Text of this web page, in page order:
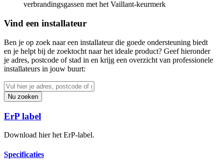
verbrandingsgassen met het Vaillant-keurmerk
Vind een installateur
Ben je op zoek naar een installateur die goede ondersteuning biedt
en je helpt bij de zoektocht naar het ideale product? Geef hieronder
je adres, postcode of stad in en krijg een overzicht van professionele
installateurs in jouw buurt:
Nu zoeken
ErP label
Download hier het ErP-label.
Specificaties